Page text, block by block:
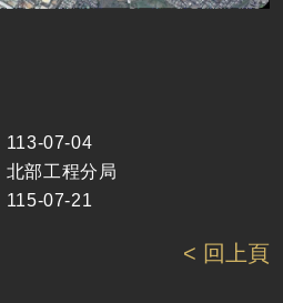
113-07-04
北部工程分局
115-07-21
< 回上頁